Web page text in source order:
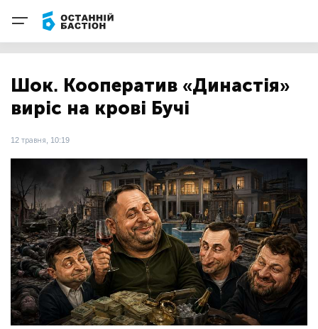
Шок. Кооператив «Династія»
виріс на крові Бучі
12 травня, 10:19